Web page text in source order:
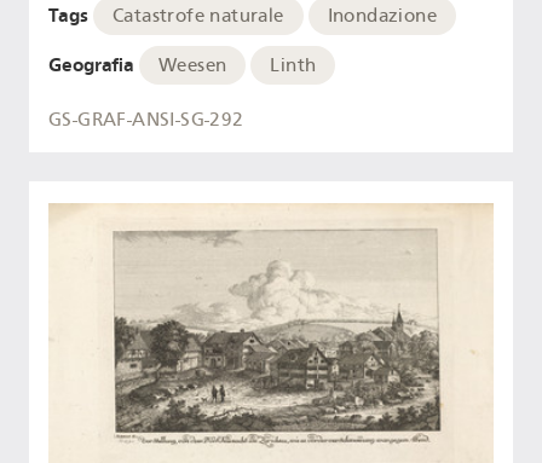
Tags Catastrofe naturale Inondazione
Geografia Weesen Linth
GS-GRAF-ANSI-SG-292